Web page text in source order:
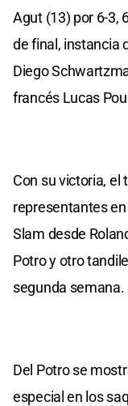
Agut (13) por 6-3,
de final, instancia
Diego
francés Lucas
Con su victoria, el
representantes
Slam desde
Potro y otro
segunda semana.
Del Potro se
especial en los